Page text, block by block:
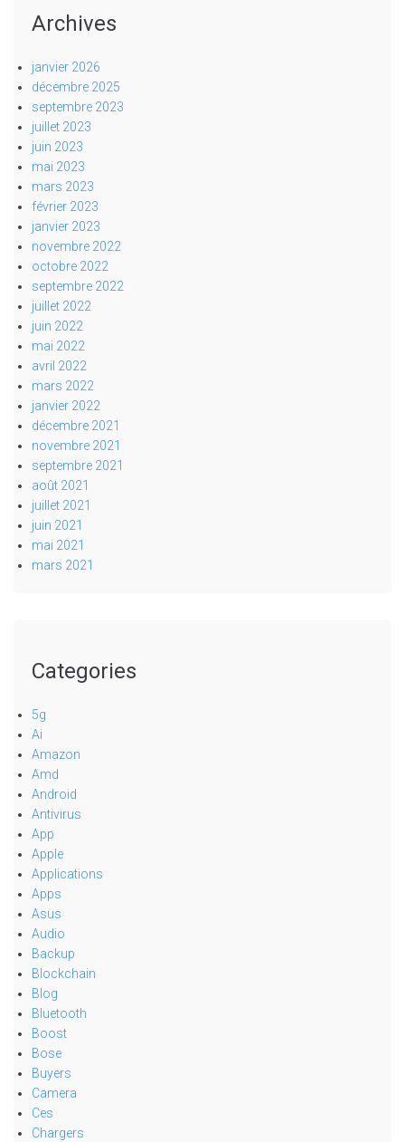
Archives
janvier 2026
décembre 2025
septembre 2023
juillet 2023
juin 2023
mai 2023
mars 2023
février 2023
janvier 2023
novembre 2022
octobre 2022
septembre 2022
juillet 2022
juin 2022
mai 2022
avril 2022
mars 2022
janvier 2022
décembre 2021
novembre 2021
septembre 2021
août 2021
juillet 2021
juin 2021
mai 2021
mars 2021
Categories
5g
Ai
Amazon
Amd
Android
Antivirus
App
Apple
Applications
Apps
Asus
Audio
Backup
Blockchain
Blog
Bluetooth
Boost
Bose
Buyers
Camera
Ces
Chargers